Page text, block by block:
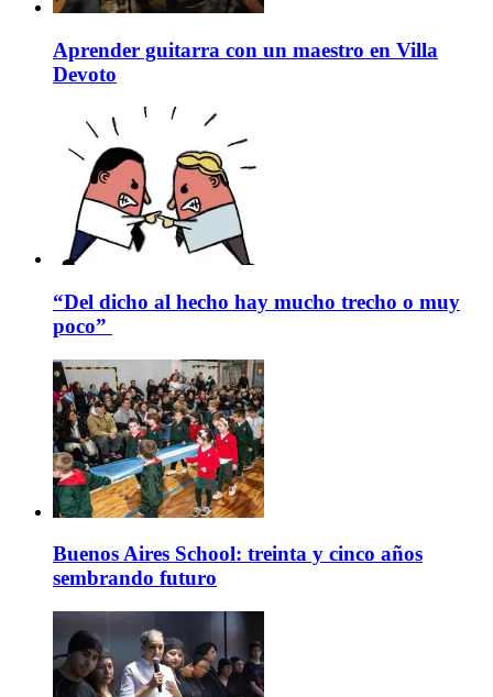
Aprender guitarra con un maestro en Villa
Devoto
“Del dicho al hecho hay mucho trecho o muy
poco”
Buenos Aires School: treinta y cinco años
sembrando futuro